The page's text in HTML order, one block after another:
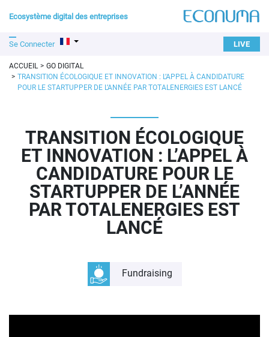
Ecosystème digital des entreprises
Se Connecter LIVE
ACCUEIL
GO DIGITAL
TRANSITION ÉCOLOGIQUE ET INNOVATION : L’APPEL À CANDIDATURE
POUR LE STARTUPPER DE L’ANNÉE PAR TOTALENERGIES EST LANCÉ
TRANSITION ÉCOLOGIQUE
ET INNOVATION : L’APPEL À
CANDIDATURE POUR LE
STARTUPPER DE L’ANNÉE
PAR TOTALENERGIES EST
LANCÉ
Fundraising